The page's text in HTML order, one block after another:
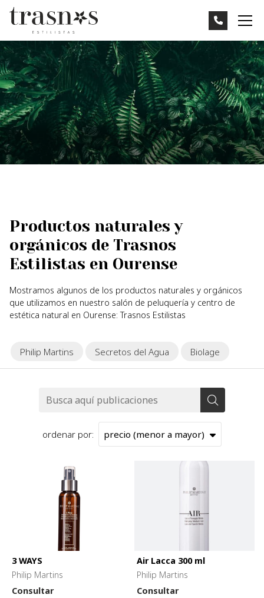
Productos naturales y
orgánicos de Trasnos
Estilistas en Ourense
Mostramos algunos de los productos naturales y orgánicos
que utilizamos en nuestro salón de peluquería y centro de
estética natural en Ourense: Trasnos Estilistas
Philip Martins Secretos del Agua Biolage
ordenar por:
3 WAYS
Philip Martins
Consultar
Air Lacca 300 ml
Philip Martins
Consultar